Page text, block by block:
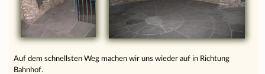
Auf dem schnellsten Weg machen wir uns wieder auf in Richtung
Bahnhof.